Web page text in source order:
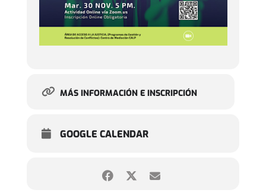
MÁS INFORMACIÓN E INSCRIPCIÓN
GOOGLE CALENDAR